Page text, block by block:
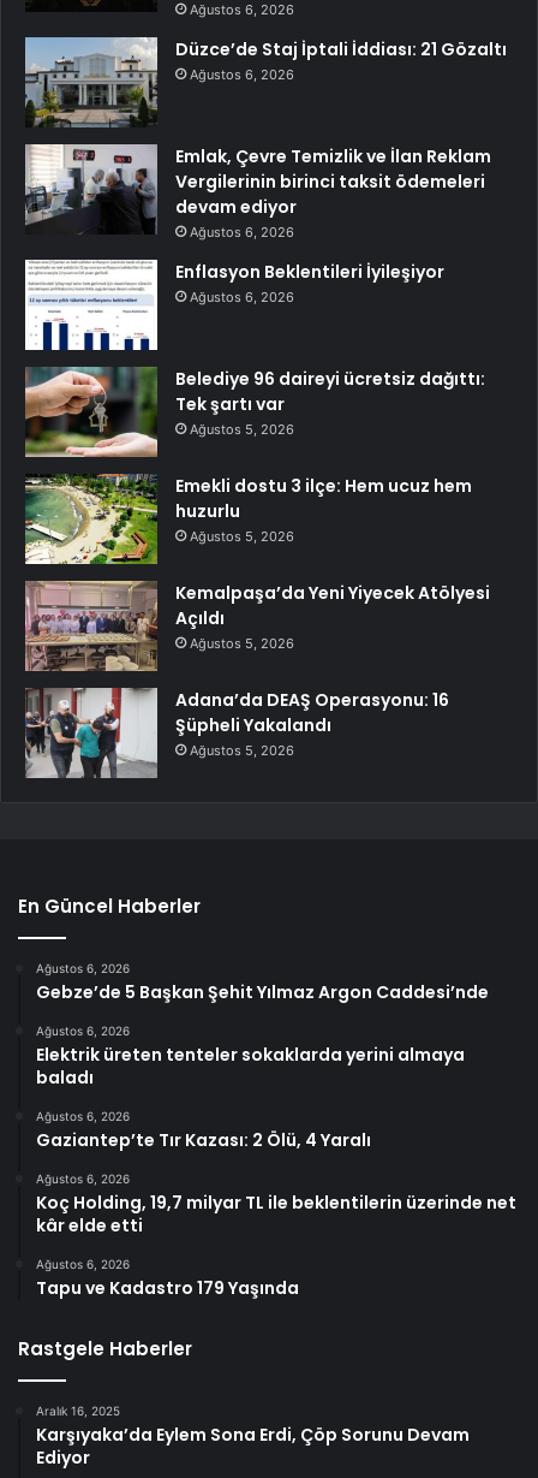
Ağustos 6, 2026
Düzce’de Staj İptali İddiası: 21 Gözaltı
Ağustos 6, 2026
Emlak, Çevre Temizlik ve İlan Reklam
Vergilerinin birinci taksit ödemeleri
devam ediyor
Ağustos 6, 2026
Enflasyon Beklentileri İyileşiyor
Ağustos 6, 2026
Belediye 96 daireyi ücretsiz dağıttı:
Tek şartı var
Ağustos 5, 2026
Emekli dostu 3 ilçe: Hem ucuz hem
huzurlu
Ağustos 5, 2026
Kemalpaşa’da Yeni Yiyecek Atölyesi
Açıldı
Ağustos 5, 2026
Adana’da DEAŞ Operasyonu: 16
Şüpheli Yakalandı
Ağustos 5, 2026
En Güncel Haberler
Ağustos 6, 2026
Gebze’de 5 Başkan Şehit Yılmaz Argon Caddesi’nde
Ağustos 6, 2026
Elektrik üreten tenteler sokaklarda yerini almaya
baladı
Ağustos 6, 2026
Gaziantep’te Tır Kazası: 2 Ölü, 4 Yaralı
Ağustos 6, 2026
Koç Holding, 19,7 milyar TL ile beklentilerin üzerinde net
kâr elde etti
Ağustos 6, 2026
Tapu ve Kadastro 179 Yaşında
Rastgele Haberler
Aralık 16, 2025
Karşıyaka’da Eylem Sona Erdi, Çöp Sorunu Devam
Ediyor